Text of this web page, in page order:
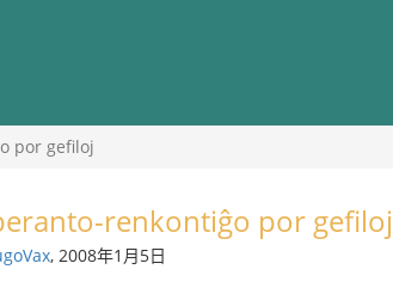
por gefiloj
renkontiĝo por gefiloj
, 2008年1月5日